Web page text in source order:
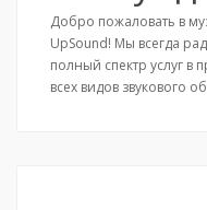
Добро пожаловать в
UpSound! Мы всегда
полный спектр услуг в
всех видов звукового